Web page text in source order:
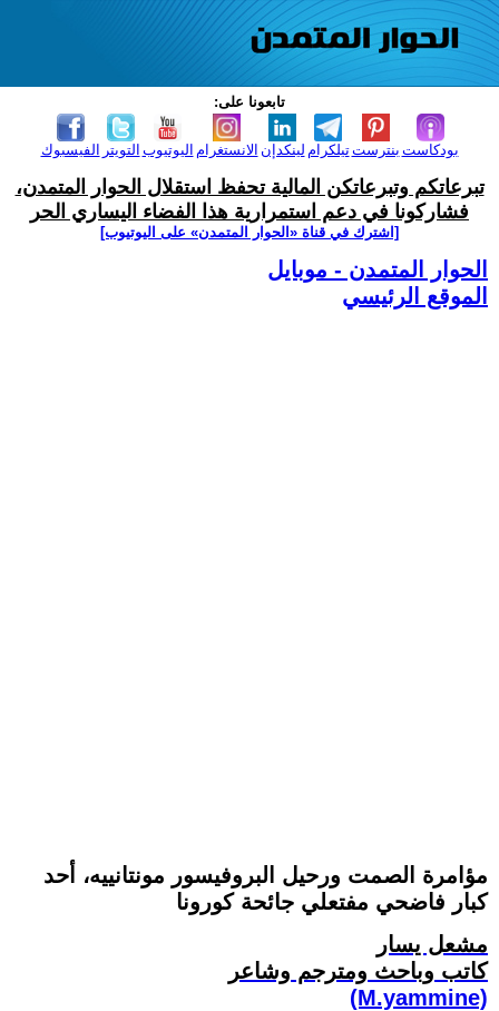
تابعونا على:
الفيسبوك التويتر اليوتيوب الانستغرام لينكدإن تيلكرامبنترست بودكاست
تبرعاتكم وتبرعاتكن المالية تحفظ استقلال الحوار المتمدن،
فشاركونا في دعم استمرارية هذا الفضاء اليساري الحر
[اشترك في قناة ‫«الحوار المتمدن» على اليوتيوب]
الحوار المتمدن - موبايل
الموقع الرئيسي
مؤامرة الصمت ورحيل البروفيسور مونتانييه، أحد
كبار فاضحي مفتعلي جائحة كورونا
مشعل يسار
كاتب وباحث ومترجم وشاعر
(M.yammine)